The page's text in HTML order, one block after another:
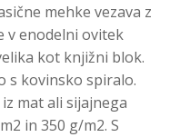
mehke vezava z
v enodelni ovitek
kot knjižni blok.
s kovinsko spiralo.
mat ali sijajnega
in 350 g/m2. S